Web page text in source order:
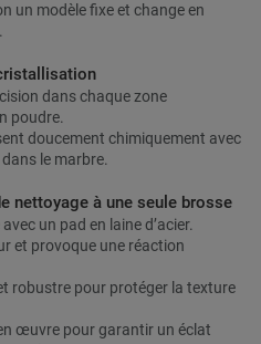
un modèle fixe et change en
dans chaque zone
poudre.
doucement chimiquement avec
le marbre.
nettoyage à une seule brosse
un pad en laine d’acier.
et provoque une réaction
robustre pour protéger la texture
œuvre pour garantir un éclat